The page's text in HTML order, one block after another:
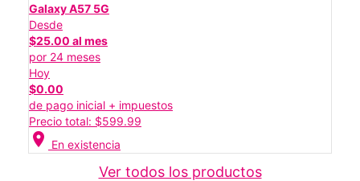
Galaxy A57 5G
Desde
$25.00 al mes
por 24 meses
Hoy
$0.00
de pago inicial + impuestos
Precio total: $599.99
location_on En existencia
Ver todos los productos